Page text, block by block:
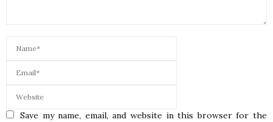
Save my name, email, and website in this browser for the